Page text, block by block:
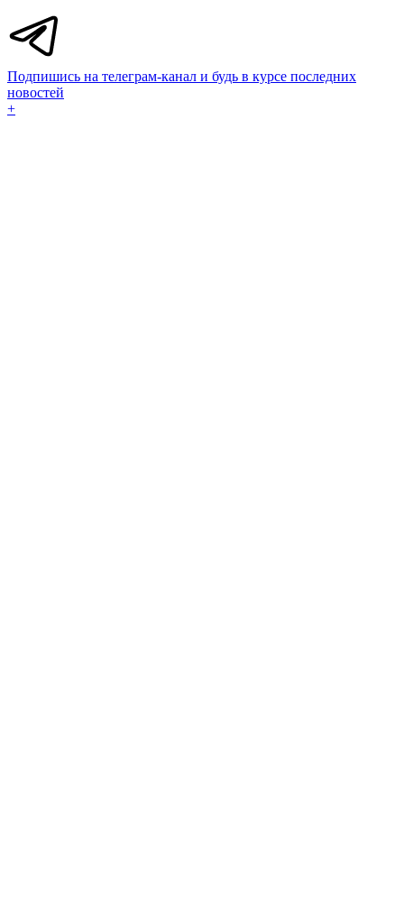
Подпишись на телеграм-канал и будь в курсе последних
новостей
+